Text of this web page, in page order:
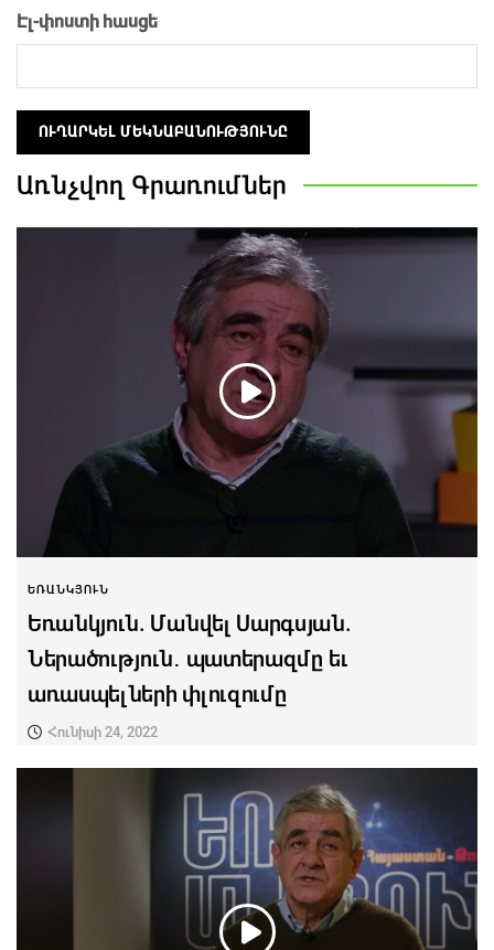
Էլ-փոստի հասցե
Առնչվող Գրառումներ
ԵՌԱՆԿՅՈՒՆ
Եռանկյուն. Մանվել Սարգսյան.
Ներածություն․ պատերազմը եւ
առասպելների փլուզումը
Հունիսի 24, 2022